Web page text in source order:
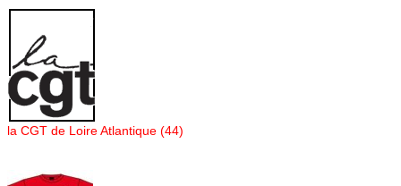
Panneau de gestion des cookies
la CGT de Loire Atlantique (44)